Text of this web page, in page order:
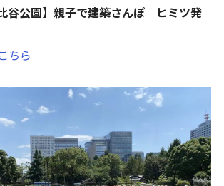
谷公園】親子で建築さんぽ ヒミツ発
こちら